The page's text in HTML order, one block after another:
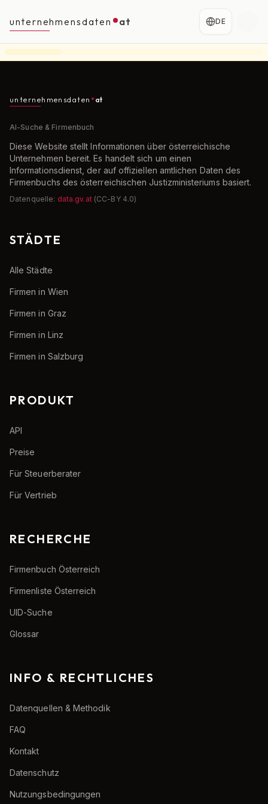
unternehmensdaten at DE
unternehmensdaten at
AI-Suche & Firmenbuch
Diese Website stellt Informationen über österreichische
Unternehmen bereit. Es handelt sich um einen
Informationsdienst, der auf offiziellen amtlichen Daten des
Firmenbuchs des österreichischen Justizministeriums basiert.
Datenquelle: data.gv.at (CC-BY 4.0)
STÄDTE
Alle Städte
Firmen in Wien
Firmen in Graz
Firmen in Linz
Firmen in Salzburg
PRODUKT
API
Preise
Für Steuerberater
Für Vertrieb
RECHERCHE
Firmenbuch Österreich
Firmenliste Österreich
UID-Suche
Glossar
INFO & RECHTLICHES
Datenquellen & Methodik
FAQ
Kontakt
Datenschutz
Nutzungsbedingungen